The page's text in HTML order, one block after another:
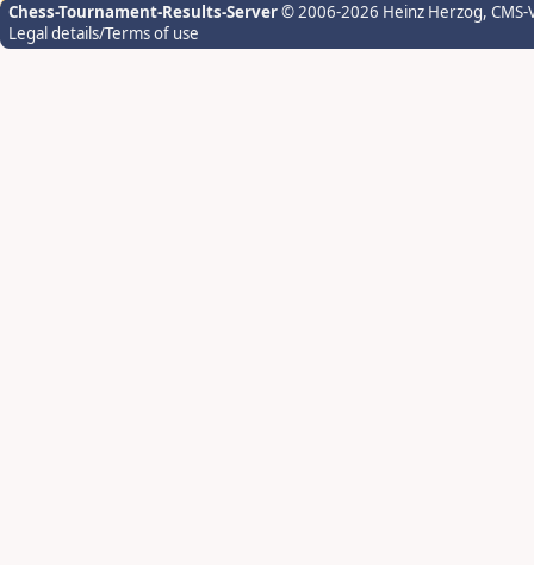
Chess-Tournament-Results-Server© 2006-2026 Heinz Herzog,
Legal details/Terms of use